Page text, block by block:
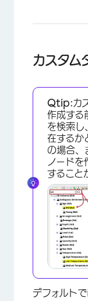
カスタム
Qtip:カ
作成する
を検索し
在するか
の場合、
ノード
すること
デフォルト